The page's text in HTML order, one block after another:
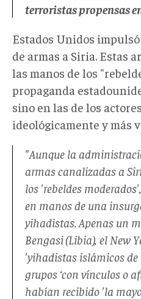
terroristas propensas
Estados Unidos
de armas a Siria. Estas
las manos de los
propaganda
sino en las de los
ideológicamente y más
"Aunque la
armas canalizadas a
los 'rebeldes
en manos de una
yihadistas. Apenas un
Bengasi (Libia), el New
'yihadistas islámicos
grupos ‘con vínculos o
habían recibido 'la